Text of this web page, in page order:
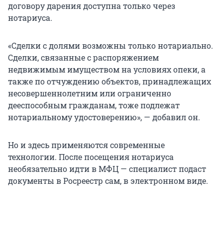
договору дарения доступна только через
нотариуса.
«Сделки с долями возможны только нотариально.
Сделки, связанные с распоряжением
недвижимым имуществом на условиях опеки, а
также по отчуждению объектов, принадлежащих
несовершеннолетним или ограниченно
дееспособным гражданам, тоже подлежат
нотариальному удостоверению», — добавил он.
Но и здесь применяются современные
технологии. После посещения нотариуса
необязательно идти в МФЦ — специалист подаст
документы в Росреестр сам, в электронном виде.